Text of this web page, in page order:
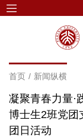
首页 / 新闻纵横
凝聚青春力量·
博士生2班党团
团日活动